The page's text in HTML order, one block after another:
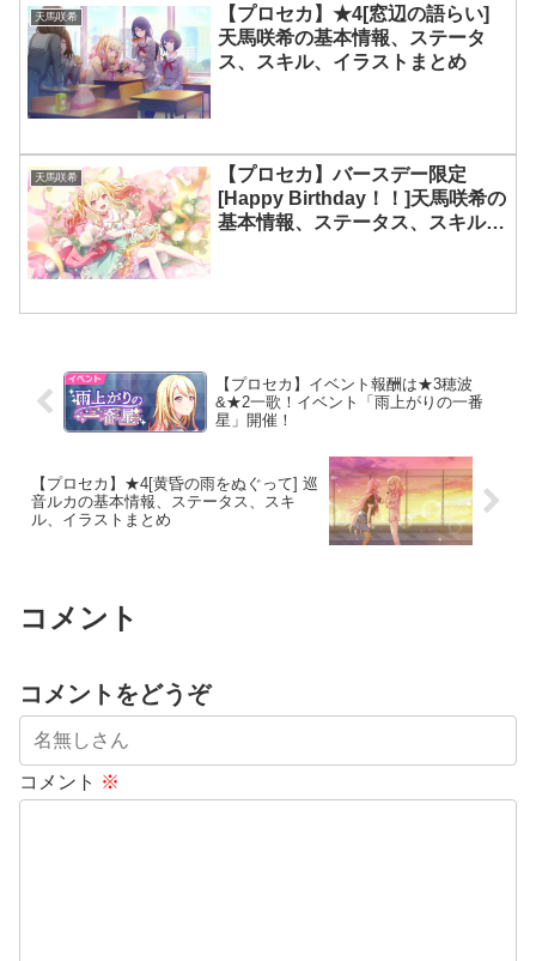
天馬咲希
【プロセカ】★4[窓辺の語らい]
天馬咲希の基本情報、ステータ
ス、スキル、イラストまとめ
天馬咲希
【プロセカ】バースデー限定
[Happy Birthday！！]天馬咲希の
基本情報、ステータス、スキル、
【プロセカ】イベント報酬は★3穂波
&★2一歌！イベント「雨上がりの一番
星」開催！
【プロセカ】★4[黄昏の雨をぬぐって] 巡
音ルカの基本情報、ステータス、スキ
ル、イラストまとめ
コメント
コメントをどうぞ
コメント ※